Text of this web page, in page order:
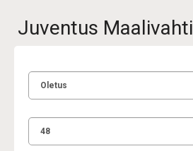
Juventus Maalivahti